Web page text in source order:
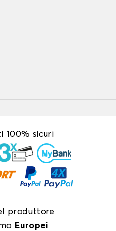
100% sicuri
produttore
Europei